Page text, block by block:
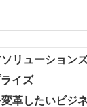
リューション
イズ
革したいビジ